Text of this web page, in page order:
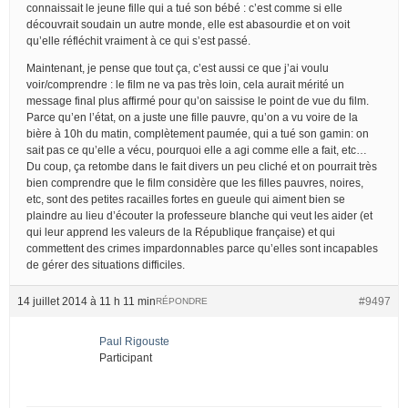
connaissait le jeune fille qui a tué son bébé : c’est comme si elle
découvrait soudain un autre monde, elle est abasourdie et on voit
qu’elle réfléchit vraiment à ce qui s’est passé.
Maintenant, je pense que tout ça, c’est aussi ce que j’ai voulu
voir/comprendre : le film ne va pas très loin, cela aurait mérité un
message final plus affirmé pour qu’on saissise le point de vue du film.
Parce qu’en l’état, on a juste une fille pauvre, qu’on a vu voire de la
bière à 10h du matin, complètement paumée, qui a tué son gamin: on
sait pas ce qu’elle a vécu, pourquoi elle a agi comme elle a fait, etc…
Du coup, ça retombe dans le fait divers un peu cliché et on pourrait très
bien comprendre que le film considère que les filles pauvres, noires,
etc, sont des petites racailles fortes en gueule qui aiment bien se
plaindre au lieu d’écouter la professeure blanche qui veut les aider (et
qui leur apprend les valeurs de la République française) et qui
commettent des crimes impardonnables parce qu’elles sont incapables
de gérer des situations difficiles.
14 juillet 2014 à 11 h 11 min #9497
RÉPONDRE
Paul Rigouste
Participant